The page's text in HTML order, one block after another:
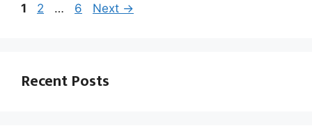
Page
1 Page
2 … Page
6 Next →
Recent Posts